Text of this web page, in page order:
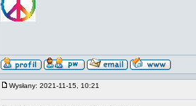
Wysłany: 2021-11-15, 10:21